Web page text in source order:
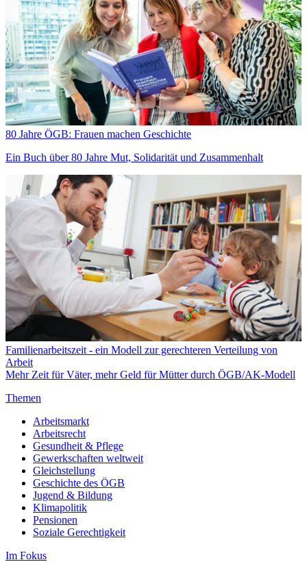
80 Jahre ÖGB: Frauen machen Geschichte
Ein Buch über 80 Jahre Mut, Solidarität und Zusammenhalt
Familienarbeitszeit - ein Modell zur gerechteren Verteilung von
Arbeit
Mehr Zeit für Väter, mehr Geld für Mütter durch ÖGB/AK-Modell
Themen
Arbeitsmarkt
Arbeitsrecht
Gesundheit & Pflege
Gewerkschaften weltweit
Gleichstellung
Geschichte des ÖGB
Jugend & Bildung
Klimapolitik
Pensionen
Soziale Gerechtigkeit
Im Fokus